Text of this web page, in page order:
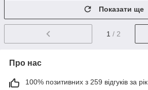
Показати ще
1 / 2
Про нас
100% позитивних з 259 відгуків за рік